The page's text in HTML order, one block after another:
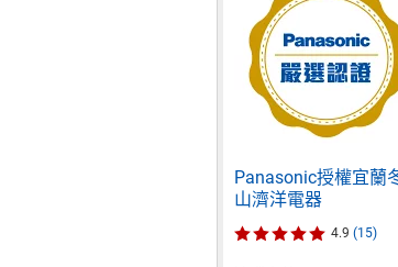
Panasonic授權宜蘭
山濟洋電器
4.9 (15)